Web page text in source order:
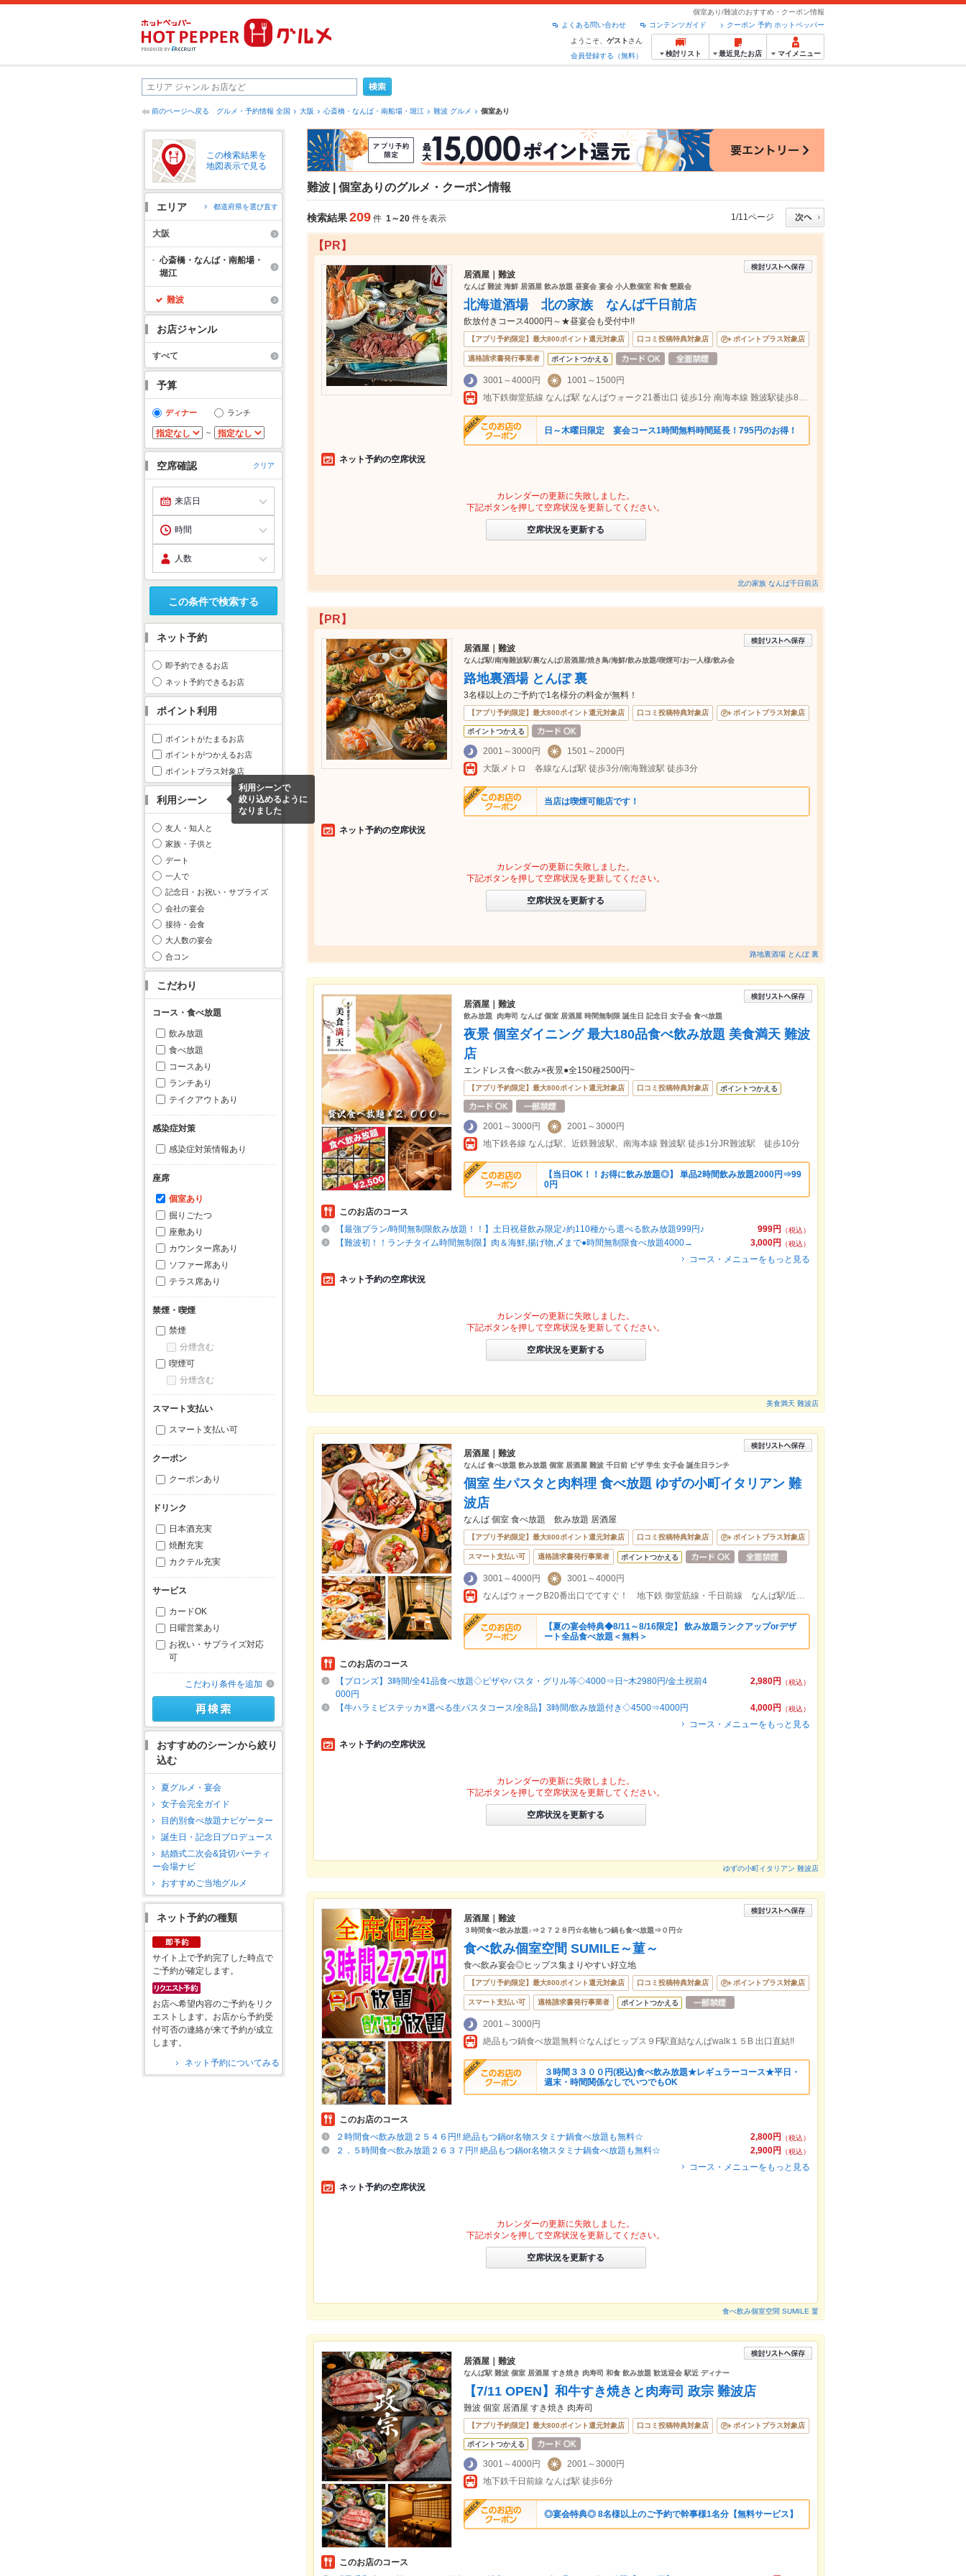
個室あり/難波のおすすめ・クーポン情報
クーポン 予約 ホットペッパー
コンテンツガイド
よくある問い合わせ
ようこそ、 ゲスト さん
会員登録する（無料）
検討リスト 最近見たお店 マイメニュー
前のページへ戻る グルメ・予約情報 全国 大阪 心斎橋・なんば・南船場・堀江 難波 グルメ 個室あり
この検索結果を
地図表示で見る
エリア 都道府県を選び直す
大阪
心斎橋・なんば・南船場・
堀江
難波
お店ジャンル
すべて
予算
ディナー ランチ
～
空席確認 クリア
この条件で検索する
ネット予約
即予約できるお店
ネット予約できるお店
ポイント利用
ポイントがたまるお店
ポイントがつかえるお店
ポイントプラス対象店
利用シーン
利用シーンで
絞り込めるように
なりました
友人・知人と
家族・子供と
デート
一人で
記念日・お祝い・サプライズ
会社の宴会
接待・会食
大人数の宴会
合コン
こだわり
コース・食べ放題
飲み放題
食べ放題
コースあり
ランチあり
テイクアウトあり
感染症対策
感染症対策情報あり
座席
個室あり
掘りごたつ
座敷あり
カウンター席あり
ソファー席あり
テラス席あり
禁煙・喫煙
禁煙
分煙含む
喫煙可
分煙含む
スマート支払い
スマート支払い可
クーポン
クーポンあり
ドリンク
日本酒充実
焼酎充実
カクテル充実
サービス
カードOK
日曜営業あり
お祝い・サプライズ対応
可
こだわり条件を追加
おすすめのシーンから絞り
込む
夏グルメ・宴会
女子会完全ガイド
目的別食べ放題ナビゲーター
誕生日・記念日プロデュース
結婚式二次会&貸切パーティ
ー会場ナビ
おすすめご当地グルメ
ネット予約の種類
サイト上で予約完了した時点で
ご予約が確定します。
お店へ希望内容のご予約をリク
エストします。お店から予約受
付可否の連絡が来て予約が成立
します。
ネット予約についてみる
難波 | 個室ありのグルメ・クーポン情報
検索結果209 件 1～20 件を表示 1/11ページ
【PR】
居酒屋｜難波
なんば 難波 海鮮 居酒屋 飲み放題 昼宴会 宴会 小人数個室 和食 懇親会
北海道酒場 北の家族 なんば千日前店
飲放付きコース4000円～★昼宴会も受付中!!
【アプリ予約限定】最大800ポイント還元対象店 口コミ投稿特典対象店 ポイントプラス対象店
適格請求書発行事業者 ポイントつかえる
3001～4000円
1001～1500円
地下鉄御堂筋線 なんば駅 なんばウォーク21番出口 徒歩1分 南海本線 難波駅徒歩8分 近鉄大阪難波駅 17番出口徒歩5分
日～木曜日限定 宴会コース1時間無料時間延長！795円のお得！
ネット予約の空席状況
カレンダーの更新に失敗しました。
下記ボタンを押して空席状況を更新してください。
空席状況を更新する
北の家族 なんば千日前店
【PR】
居酒屋｜難波
なんば駅/南海難波駅/裏なんば/居酒屋/焼き鳥/海鮮/飲み放題/喫煙可/お一人様/飲み会
路地裏酒場 とんぼ 裏
3名様以上のご予約で1名様分の料金が無料！
【アプリ予約限定】最大800ポイント還元対象店 口コミ投稿特典対象店 ポイントプラス対象店
ポイントつかえる
2001～3000円
1501～2000円
大阪メトロ 各線なんば駅 徒歩3分/南海難波駅 徒歩3分
当店は喫煙可能店です！
ネット予約の空席状況
カレンダーの更新に失敗しました。
下記ボタンを押して空席状況を更新してください。
空席状況を更新する
路地裏酒場 とんぼ 裏
居酒屋｜難波
飲み放題 肉寿司 なんば 個室 居酒屋 時間無制限 誕生日 記念日 女子会 食べ放題
夜景 個室ダイニング 最大180品食べ飲み放題 美食満天 難波
店
エンドレス食べ飲み×夜景●全150種2500円~
【アプリ予約限定】最大800ポイント還元対象店 口コミ投稿特典対象店 ポイントつかえる
2001～3000円
2001～3000円
地下鉄各線 なんば駅、近鉄難波駅、南海本線 難波駅 徒歩1分JR難波駅 徒歩10分
【当日OK！！お得に飲み放題◎】 単品2時間飲み放題2000円⇒99
0円
このお店のコース
999円
（税込）
【最強プラン/時間無制限飲み放題！！】土日祝昼飲み限定♪約110種から選べる飲み放題999円♪
3,000円
（税込）
【難波初！！ランチタイム時間無制限】肉＆海鮮,揚げ物,〆まで●時間無制限食べ放題4000→
コース・メニューをもっと見る
ネット予約の空席状況
カレンダーの更新に失敗しました。
下記ボタンを押して空席状況を更新してください。
空席状況を更新する
美食満天 難波店
居酒屋｜難波
なんば 食べ放題 飲み放題 個室 居酒屋 難波 千日前 ピザ 学生 女子会 誕生日ランチ
個室 生パスタと肉料理 食べ放題 ゆずの小町イタリアン 難
波店
なんば 個室 食べ放題 飲み放題 居酒屋
【アプリ予約限定】最大800ポイント還元対象店 口コミ投稿特典対象店 ポイントプラス対象店
スマート支払い可 適格請求書発行事業者 ポイントつかえる
3001～4000円
3001～4000円
なんばウォークB20番出口でてすぐ！ 地下鉄 御堂筋線・千日前線 なんば駅/近鉄日本橋より徒歩2分！
【夏の宴会特典◆8/11～8/16限定】 飲み放題ランクアップorデザ
ート全品食べ放題＜無料＞
このお店のコース
2,980円
（税込）
【ブロンズ】3時間/全41品食べ放題◇ピザやパスタ・グリル等◇4000⇒日~木2980円/金土祝前4
000円
4,000円
（税込）
【牛ハラミビステッカ×選べる生パスタコース/全8品】3時間/飲み放題付き◇4500⇒4000円
コース・メニューをもっと見る
ネット予約の空席状況
カレンダーの更新に失敗しました。
下記ボタンを押して空席状況を更新してください。
空席状況を更新する
ゆずの小町イタリアン 難波店
居酒屋｜難波
３時間食べ飲み放題♪⇒２７２８円☆名物もつ鍋も食べ放題⇒０円☆
食べ飲み個室空間 SUMILE～菫～
食べ飲み宴会◎ヒップス集まりやすい好立地
【アプリ予約限定】最大800ポイント還元対象店 口コミ投稿特典対象店 ポイントプラス対象店
スマート支払い可 適格請求書発行事業者 ポイントつかえる
2001～3000円
絶品もつ鍋食べ放題無料☆なんばヒップス９F駅直結なんばwalk１５B 出口直結!!
３時間３３００円(税込)食べ飲み放題★レギュラーコース★平日・
週末・時間関係なしでいつでもOK
このお店のコース
2,800円
（税込）
２時間食べ飲み放題２５４６円!! 絶品もつ鍋or名物スタミナ鍋食べ放題も無料☆
2,900円
（税込）
２．５時間食べ飲み放題２６３７円!! 絶品もつ鍋or名物スタミナ鍋食べ放題も無料☆
コース・メニューをもっと見る
ネット予約の空席状況
カレンダーの更新に失敗しました。
下記ボタンを押して空席状況を更新してください。
空席状況を更新する
食べ飲み個室空間 SUMILE 菫
居酒屋｜難波
なんば駅 難波 個室 居酒屋 すき焼き 肉寿司 和食 飲み放題 歓送迎会 駅近 ディナー
【7/11 OPEN】和牛すき焼きと肉寿司 政宗 難波店
難波 個室 居酒屋 すき焼き 肉寿司
【アプリ予約限定】最大800ポイント還元対象店 口コミ投稿特典対象店 ポイントプラス対象店
ポイントつかえる
3001～4000円
2001～3000円
地下鉄千日前線 なんば駅 徒歩6分
◎宴会特典◎ 8名様以上のご予約で幹事様1名分【無料サービス】
このお店のコース